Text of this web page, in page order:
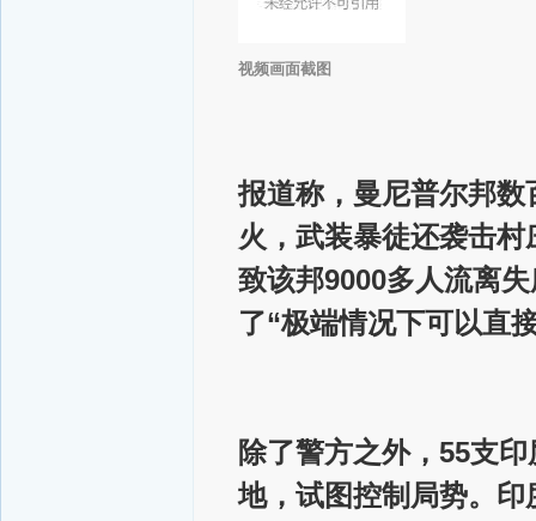
视频画面截图
报道称，曼尼普尔邦
火，武装暴徒还袭击
致该邦9000多人流离
了“极端情况下可以直
除了警方之外，55支
地，试图控制局势。